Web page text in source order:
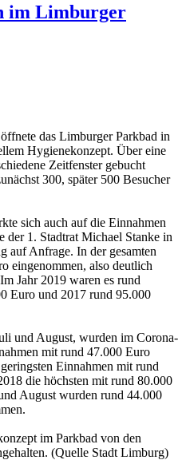
im Limburger
das Limburger Parkbad in
Hygienekonzept. Über eine
Zeitfenster gebucht
300, später 500 Besucher
sich auch auf die Einnahmen
der 1. Stadtrat Michael Stanke in
auf Anfrage. In der gesamten
eingenommen, also deutlich
Jahr 2019 waren es rund
Euro und 2017 rund 95.000
und August, wurden im Corona-
mit rund 47.000 Euro
Einnahmen mit rund
die höchsten mit rund 80.000
August wurden rund 44.000
im Parkbad von den
(Quelle Stadt Limburg)